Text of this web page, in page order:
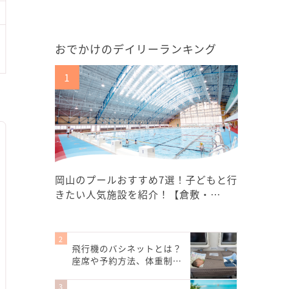
おでかけのデイリーランキング
岡山のプールおすすめ7選！子どもと行
きたい人気施設を紹介！【倉敷・…
飛行機のバシネットとは？
座席や予約方法、体重制…